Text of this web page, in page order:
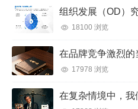
工业厂房通风：别
2026-08-06 22:14:50
热门阅读